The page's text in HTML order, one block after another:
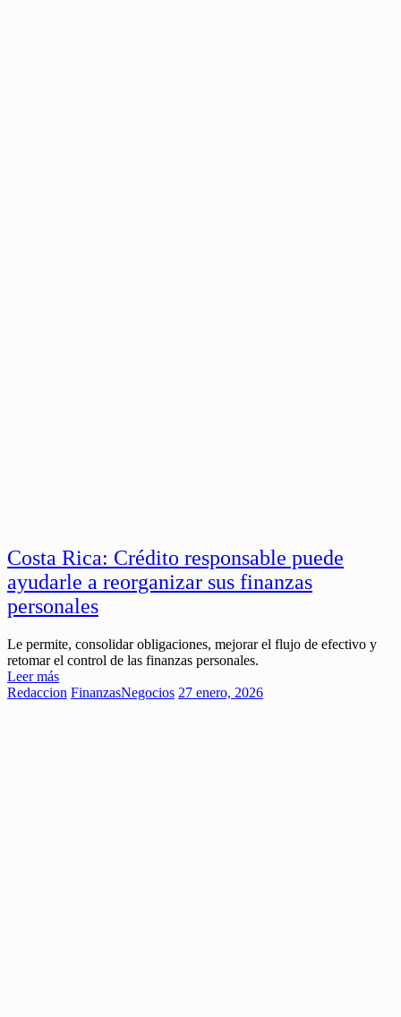
Costa Rica: Crédito responsable puede
ayudarle a reorganizar sus finanzas
personales
Le permite, consolidar obligaciones, mejorar el flujo de efectivo y
retomar el control de las finanzas personales.
Leer más
Redaccion FinanzasNegocios 27 enero, 2026